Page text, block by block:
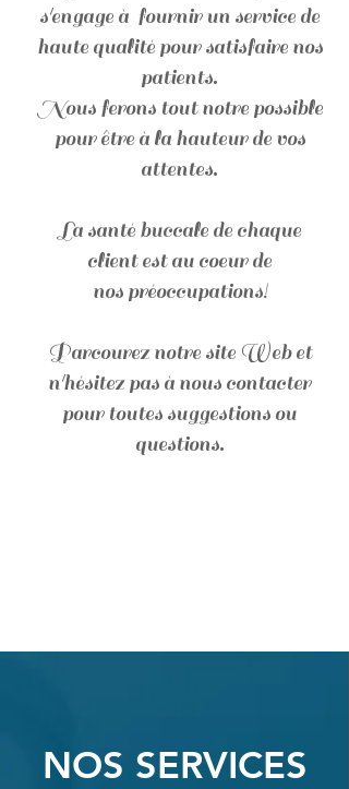
s'engage à fournir un service de
haute qualité pour satisfaire nos
patients.
Nous ferons tout notre possible
pour être à la hauteur de vos
attentes.
La santé buccale de chaque
client est au coeur de
nos préoccupations!
Parcourez notre site Web et
n'hésitez pas à nous contacter
pour toutes suggestions ou
questions.
NOS SERVICES